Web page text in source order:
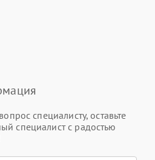
специалисту, оставьте
специалист с радостью